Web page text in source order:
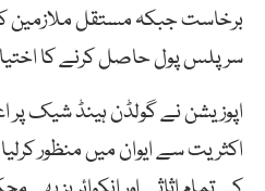
برخاست جبکہ مستقل ملازمین
سرپلس پول حاصل کرنے کا
اپوزیشن نے گولڈن ہینڈ شیک پر
اکثریت سے ایوان میں منظور